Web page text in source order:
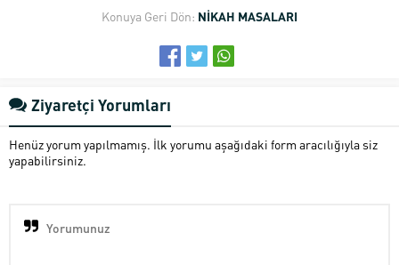
Konuya Geri Dön: NİKAH MASALARI
Ziyaretçi Yorumları
Henüz yorum yapılmamış. İlk yorumu aşağıdaki form aracılığıyla siz
yapabilirsiniz.